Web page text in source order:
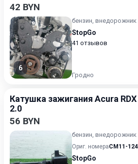
42 BYN
6
бензин, внедорожник
StopGo
41 отзывов
Гродно
Катушка зажигания Acura
2.0
56 BYN
бензин, внедорожник
Ориг. номераCM11-
StopGo